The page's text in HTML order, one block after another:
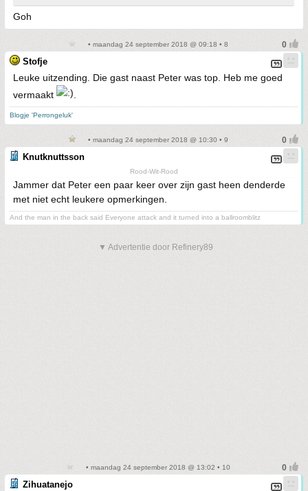
Goh
• maandag 24 september 2018 @ 09:18 • 8
Stofje
Leuke uitzending. Die gast naast Peter was top. Heb me goed
vermaakt
.
Blogje 'Perrongeluk'
• maandag 24 september 2018 @ 10:30 • 9
Knutknuttsson
Rood-Wit-Rood
Jammer dat Peter een paar keer over zijn gast heen denderde
met niet echt leukere opmerkingen.
And the man in the back said Everyone attack and it turned into a ballroomblitz
▼ Advertentie door Refinery89
• maandag 24 september 2018 @ 13:02 • 10
Zihuatanejo